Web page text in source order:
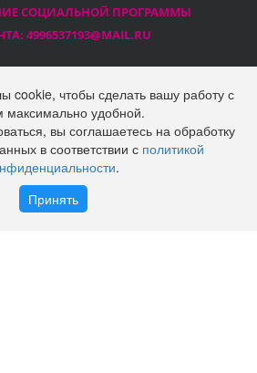
СОЦИАЛЬНОЙ ПРОГРАММЫ
4996537193@MAIL.RU
программа Правительства Москвы
"Технопром"
конфиденциальности
Наверх
0 руб.
cookie, чтобы сделать вашу работу с
максимально удобной.
вы соглашаетесь на обработку
в соответствии с политикой
.
Принять